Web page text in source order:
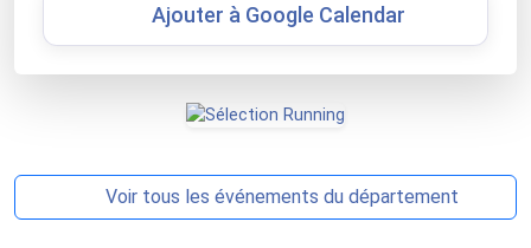
Ajouter à Google Calendar
Voir tous les événements du département